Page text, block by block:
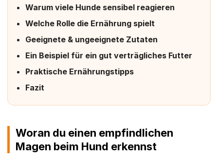
Warum viele Hunde sensibel reagieren
Welche Rolle die Ernährung spielt
Geeignete & ungeeignete Zutaten
Ein Beispiel für ein gut verträgliches Futter
Praktische Ernährungstipps
Fazit
Woran du einen empfindlichen
Magen beim Hund erkennst